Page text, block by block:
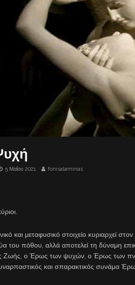
5 Μαΐου 2021 fonisalaminas
και μεταφυσικό στοιχείο κυριαρχεί στον
του πόθου, αλλά αποτελεί τη δύναμη
Ζωής, ο Έρως των ψυχών, ο Έρως των
και σπαρακτικός συνάμα